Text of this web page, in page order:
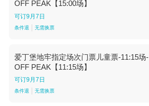
OFF PEAK【15:00场】
可订9月7日
条件退 无需换票
爱丁堡地牢指定场次门票儿童票-11:15场-
OFF PEAK【11:15场】
可订9月7日
条件退 无需换票